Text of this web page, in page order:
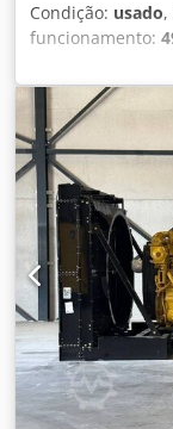
Condição: usado
funcionamento:
de motores:
construção civil
17.500 kg
área de carga: 7
obter mais
Painel de controlo